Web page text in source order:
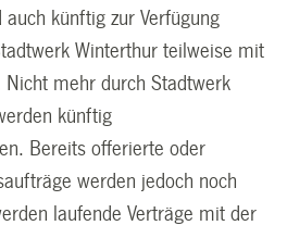
künftig zur Verfügung
Winterthur teilweise mit
mehr durch Stadtwerk
künftig
Bereits offerierte oder
werden jedoch noch
laufende Verträge mit der